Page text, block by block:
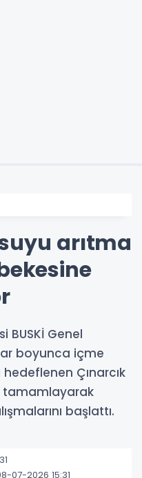
arıtma
BUSKİ Genel
boyunca içme
hedeflenen Çınarcık
tamamlayarak
başlattı.
07-2026 15:31